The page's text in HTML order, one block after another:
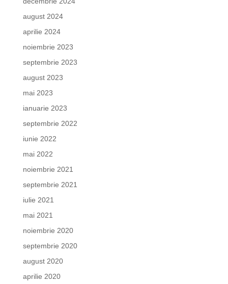
august 2024
aprilie 2024
noiembrie 2023
septembrie 2023
august 2023
mai 2023
ianuarie 2023
septembrie 2022
iunie 2022
mai 2022
noiembrie 2021
septembrie 2021
iulie 2021
mai 2021
noiembrie 2020
septembrie 2020
august 2020
aprilie 2020